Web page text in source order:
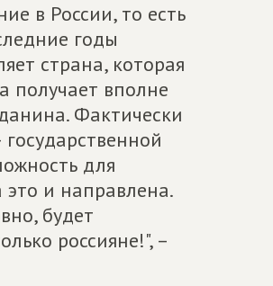
в России, то есть
годы
страна, которая
получает вполне
Фактически
для
и направлена.
будет
россияне!", –